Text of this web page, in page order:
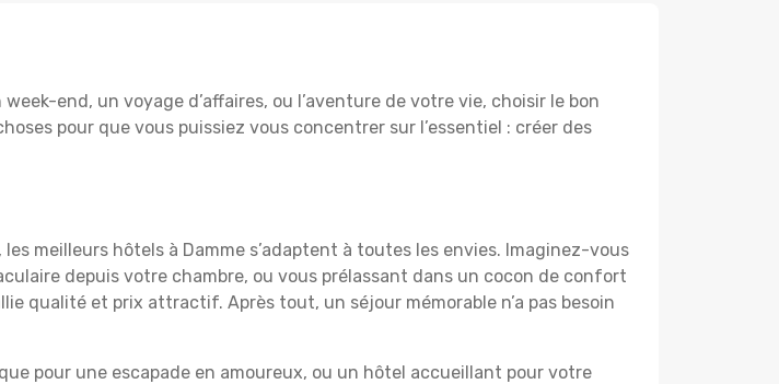
end, un voyage d’affaires, ou l’aventure de votre vie, choisir le bon
pour que vous puissiez vous concentrer sur l’essentiel : créer des
meilleurs hôtels à Damme s’adaptent à toutes les envies. Imaginez-vous
depuis votre chambre, ou vous prélassant dans un cocon de confort
qualité et prix attractif. Après tout, un séjour mémorable n’a pas besoin
pour une escapade en amoureux, ou un hôtel accueillant pour votre